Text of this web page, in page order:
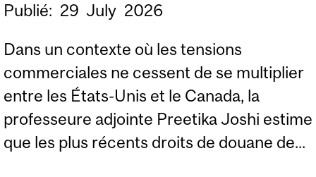
Publié: 29 July 2026
Dans un contexte où les tensions
commerciales ne cessent de se multiplier
entre les États-Unis et le Canada, la
professeure adjointe Preetika Joshi estime
que les plus récents droits de douane de...